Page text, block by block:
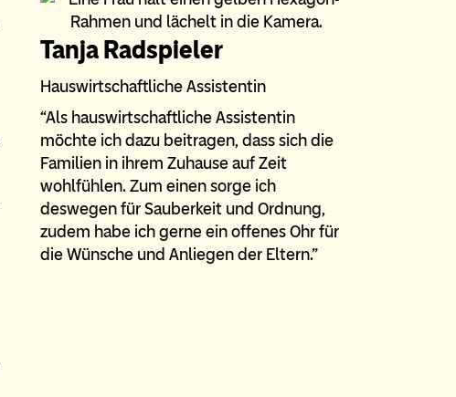
Tanja Radspieler
Hauswirtschaftliche Assistentin
“Als hauswirtschaftliche Assistentin
möchte ich dazu beitragen, dass sich die
Familien in ihrem Zuhause auf Zeit
wohlfühlen. Zum einen sorge ich
deswegen für Sauberkeit und Ordnung,
zudem habe ich gerne ein offenes Ohr für
die Wünsche und Anliegen der Eltern.”